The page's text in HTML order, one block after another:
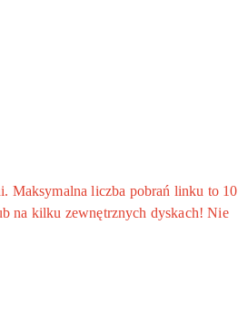
Maksymalna liczba pobrań linku to 10
na kilku zewnętrznych dyskach! Nie